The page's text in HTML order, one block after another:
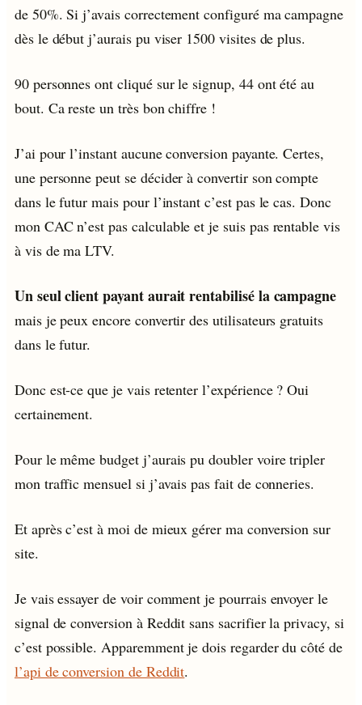
de 50%. Si j’avais correctement configuré ma campagne
dès le début j’aurais pu viser 1500 visites de plus.
90 personnes ont cliqué sur le signup, 44 ont été au
bout. Ca reste un très bon chiffre !
J’ai pour l’instant aucune conversion payante. Certes,
une personne peut se décider à convertir son compte
dans le futur mais pour l’instant c’est pas le cas. Donc
mon CAC n’est pas calculable et je suis pas rentable vis
à vis de ma LTV.
Un seul client payant aurait rentabilisé la campagne
mais je peux encore convertir des utilisateurs gratuits
dans le futur.
Donc est-ce que je vais retenter l’expérience ? Oui
certainement.
Pour le même budget j’aurais pu doubler voire tripler
mon traffic mensuel si j’avais pas fait de conneries.
Et après c’est à moi de mieux gérer ma conversion sur
site.
Je vais essayer de voir comment je pourrais envoyer le
signal de conversion à Reddit sans sacrifier la privacy, si
c’est possible. Apparemment je dois regarder du côté de
l’api de conversion de Reddit.